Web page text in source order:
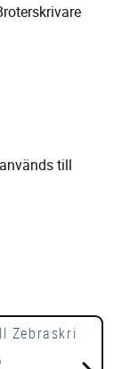
till
Zebraskri